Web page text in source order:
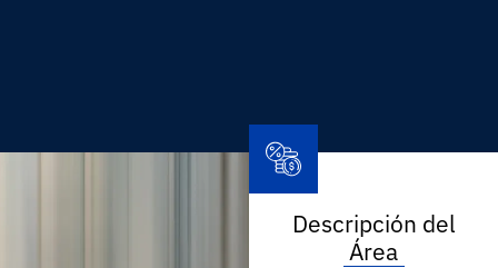
Descripción del
Área